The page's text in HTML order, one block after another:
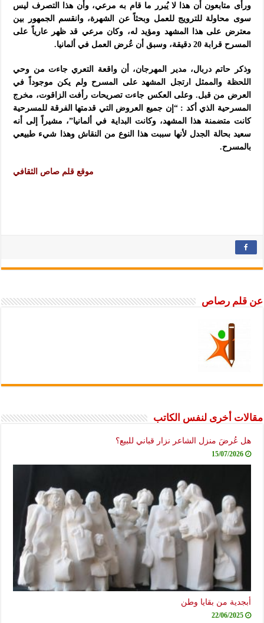
ورأى متابعون أن هذا لا يُبرر ما قام به مرعي، وأن هذا التصرف ليس
سوى محاولة للترويج للعمل وبحثاً عن الشهرة، وانقسم الجمهور بين
معترض على هذا المشهد ومؤيد له، وكان مرعي قد ظهر عارياً على
المسرح قرابة 20 دقيقة، وسبق أن عُرض العمل في ألمانيا.
وذكر حاتم دربال، مدير المهرجان، أن واقعة التعري جاءت من وحي
اللحظة والممثل ارتجل المشهد على المسرح ولم يكن موجوداً في
العرض من قبل. وعلى العكس جاءت تصريحات رأفت الزاقوت، مخرج
المسرحية الذي أكد : “إن جميع العروض التي قدمتها الفرقة للمسرحية
كانت متضمنة هذا المشهد، وكانت البداية في ألمانيا”، مشيراً إلى أنه
سعيد بحالة الجدل لأنها سببت هذا النوع من النقاش وهذا شيء طبيعي
بالمسرح.
موقع قلم صاص الثقافي
عن قلم رصاص
مقالات أخرى لنفس الكاتب
هل عُرضَ منزل الشاعر نزار قباني للبيع؟
15/07/2026
أبجدية من بقايا وطن
22/06/2025